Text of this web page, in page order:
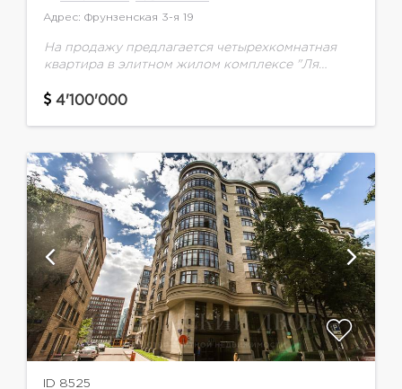
Адрес: Фрунзенская 3-я 19
На продажу предлагается четырехкомнатная
квартира в элитном жилом комплексе "Ля
Планировка квартиры: Просторная гостиная;
4'100'000
ID 8525